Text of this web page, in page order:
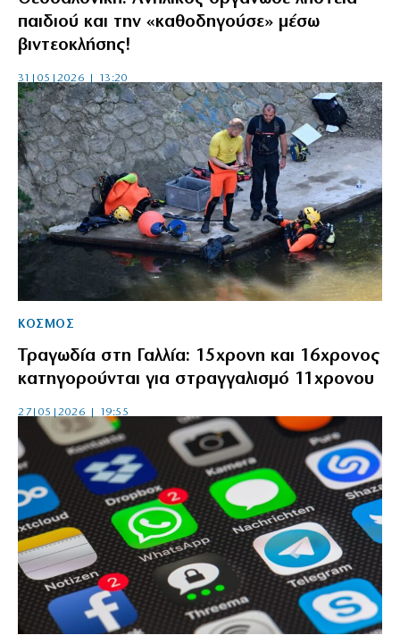
παιδιού και την «καθοδηγούσε» μέσω
βιντεοκλήσης!
31|05|2026 | 13:20
ΚΟΣΜΟΣ
Τραγωδία στη Γαλλία: 15χρονη και 16χρονος
κατηγορούνται για στραγγαλισμό 11χρονου
27|05|2026 | 19:55